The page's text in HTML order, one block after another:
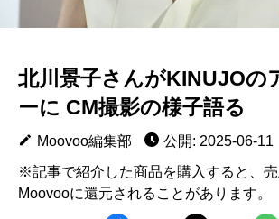
北川景子さんがKINUJOの
ーに CM撮影の様子語る
Moovoo編集部
公開: 2025-06-11
※記事で紹介した商品を購入すると、
Moovooに還元されることがあります。